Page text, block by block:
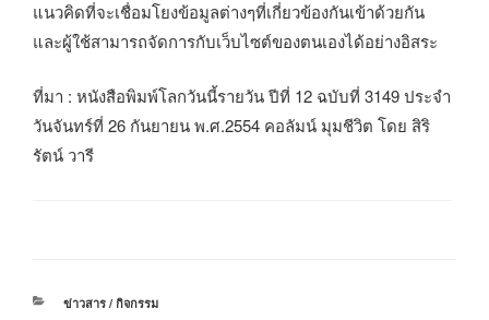
แนวคิดที่จะเชื่อมโยงข้อมูลต่างๆที่เกี่ยวข้องกันเข้าด้วยกัน
และผู้ใช้สามารถจัดการกับเว็บไซต์ของตนเองได้อย่างอิสระ
ที่มา : หนังสือพิมพ์โลกวันนี้รายวัน ปีที่ 12 ฉบับที่ 3149 ประจำ
วันจันทร์ที่ 26 กันยายน พ.ศ.2554 คอลัมน์ มุมชีวิต โดย สิริ
รัตน์ วารี
หมวด
ข่าวสาร / กิจกรรม